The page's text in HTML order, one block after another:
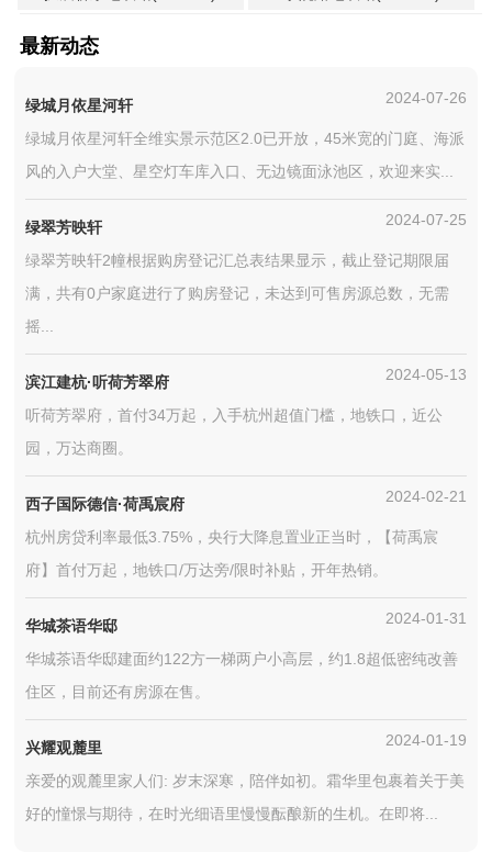
最新动态
绿城月依星河轩 2024-07-26
绿城月依星河轩全维实景示范区2.0已开放，45米宽的门庭、海派
风的入户大堂、星空灯车库入口、无边镜面泳池区，欢迎来实...
绿翠芳映轩 2024-07-25
绿翠芳映轩2幢根据购房登记汇总表结果显示，截止登记期限届
满，共有0户家庭进行了购房登记，未达到可售房源总数，无需
摇...
滨江建杭·听荷芳翠府 2024-05-13
听荷芳翠府，首付34万起，入手杭州超值门槛，地铁口，近公
园，万达商圈。
西子国际德信·荷禹宸府 2024-02-21
杭州房贷利率最低3.75%，央行大降息置业正当时，【荷禹宸
府】首付万起，地铁口/万达旁/限时补贴，开年热销。
华城茶语华邸 2024-01-31
华城茶语华邸建面约122方一梯两户小高层，约1.8超低密纯改善
住区，目前还有房源在售。
兴耀观麓里 2024-01-19
亲爱的观麓里家人们: 岁末深寒，陪伴如初。霜华里包裹着关于美
好的憧憬与期待，在时光细语里慢慢酝酿新的生机。在即将...